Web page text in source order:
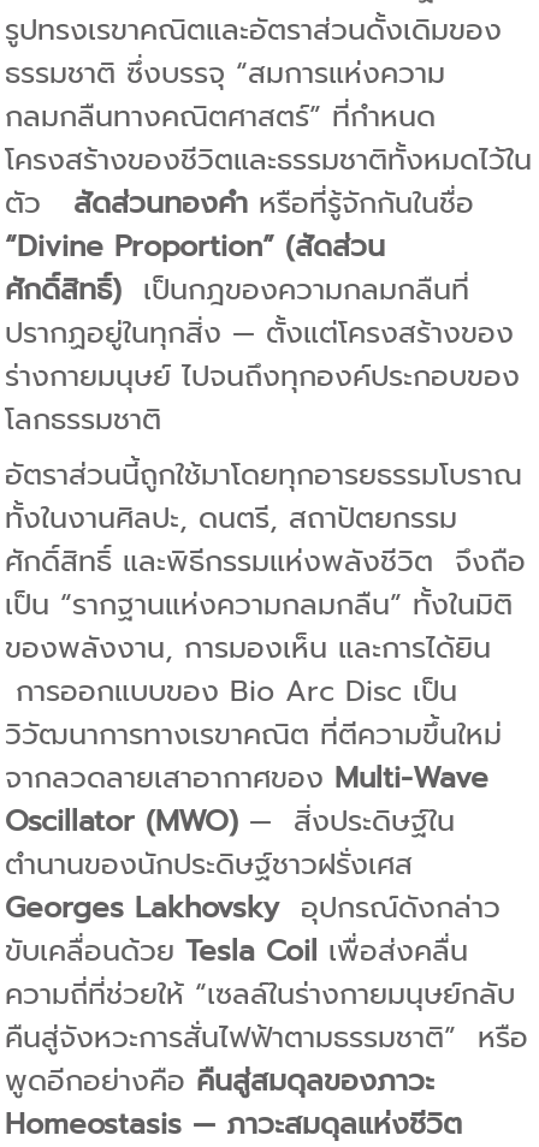
รูปทรงเรขาคณิตและอัตราส่วนดั้งเดิมของ
ธรรมชาติ ซึ่งบรรจุ “สมการแห่งความ
กลมกลืนทางคณิตศาสตร์” ที่กำหนด
โครงสร้างของชีวิตและธรรมชาติทั้งหมดไว้ใน
ตัว สัดส่วนทองคำ หรือที่รู้จักกันในชื่อ
“Divine Proportion” (สัดส่วน
ศักดิ์สิทธิ์) เป็นกฎของความกลมกลืนที่
ปรากฏอยู่ในทุกสิ่ง — ตั้งแต่โครงสร้างของ
ร่างกายมนุษย์ ไปจนถึงทุกองค์ประกอบของ
โลกธรรมชาติ
อัตราส่วนนี้ถูกใช้มาโดยทุกอารยธรรมโบราณ
ทั้งในงานศิลปะ, ดนตรี, สถาปัตยกรรม
ศักดิ์สิทธิ์ และพิธีกรรมแห่งพลังชีวิต จึงถือ
เป็น “รากฐานแห่งความกลมกลืน” ทั้งในมิติ
ของพลังงาน, การมองเห็น และการได้ยิน
การออกแบบของ Bio Arc Disc เป็น
วิวัฒนาการทางเรขาคณิต ที่ตีความขึ้นใหม่
จากลวดลายเสาอากาศของ Multi-Wave
Oscillator (MWO) — สิ่งประดิษฐ์ใน
ตำนานของนักประดิษฐ์ชาวฝรั่งเศส
Georges Lakhovsky อุปกรณ์ดังกล่าว
ขับเคลื่อนด้วยTesla Coil เพื่อส่งคลื่น
ความถี่ที่ช่วยให้ “เซลล์ในร่างกายมนุษย์กลับ
คืนสู่จังหวะการสั่นไฟฟ้าตามธรรมชาติ” หรือ
พูดอีกอย่างคือ คืนสู่สมดุลของภาวะ
Homeostasis — ภาวะสมดุลแห่งชีวิต